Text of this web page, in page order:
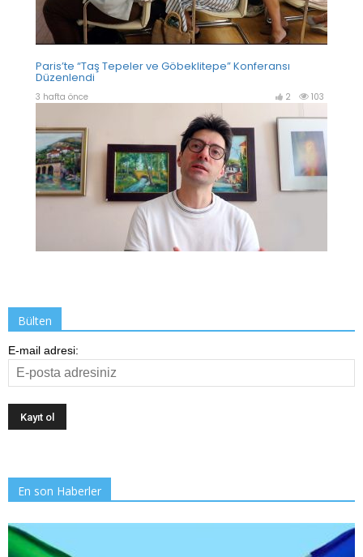
Bülten
E-mail adresi:
En son Haberler